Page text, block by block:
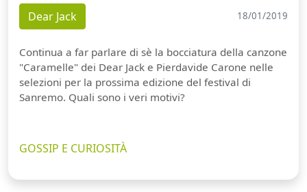
Dear Jack 18/01/2019
Continua a far parlare di sè la bocciatura della canzone
"Caramelle" dei Dear Jack e Pierdavide Carone nelle
selezioni per la prossima edizione del festival di
Sanremo. Quali sono i veri motivi?
GOSSIP E CURIOSITÀ